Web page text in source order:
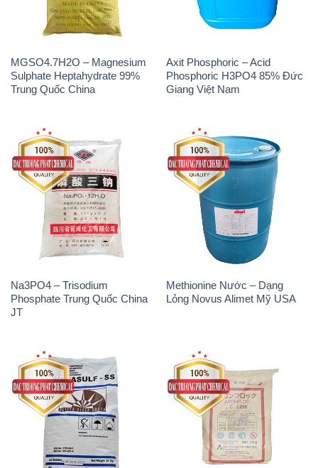
MGSO4.7H2O – Magnesium
Sulphate Heptahydrate 99%
Trung Quốc China
Axit Phosphoric – Acid
Phosphoric H3PO4 85% Đức
Giang Việt Nam
Na3PO4 – Trisodium
Phosphate Trung Quốc China
JT
Methionine Nước – Dạng
Lỏng Novus Alimet Mỹ USA